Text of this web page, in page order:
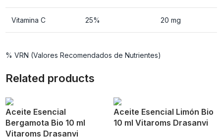
Vitamina C 25% 20 mg
% VRN (Valores Recomendados de Nutrientes)
Related products
Aceite Esencial
Bergamota Bio 10 ml
Vitaroms Drasanvi
Aceite Esencial Limón Bio
10 ml Vitaroms Drasanvi